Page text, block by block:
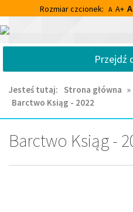
do
głównej
do
wyszukiwarki
Rozmiar czcionek: A A+
Centrum
Kultury
Biblioteka
im.
Franciszka
Chruściela
Ornecie
Przejdź
Jesteś tutaj: Strona główna »
Barctwo Ksiąg - 2022
Barctwo Ksiąg -